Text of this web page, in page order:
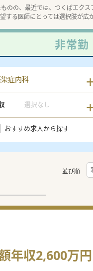
のの、最近では、つくばエク
る医師にとっては選択肢が広
非常勤
症内科
選択なし
おすすめ求人から探す
並び順
年収2,600万